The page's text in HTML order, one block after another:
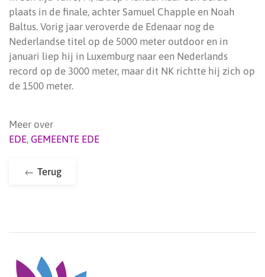
plaats in de finale, achter Samuel Chapple en Noah
Baltus. Vorig jaar veroverde de Edenaar nog de
Nederlandse titel op de 5000 meter outdoor en in
januari liep hij in Luxemburg naar een Nederlands
record op de 3000 meter, maar dit NK richtte hij zich op
de 1500 meter.
Meer over
EDE, GEMEENTE EDE
Terug